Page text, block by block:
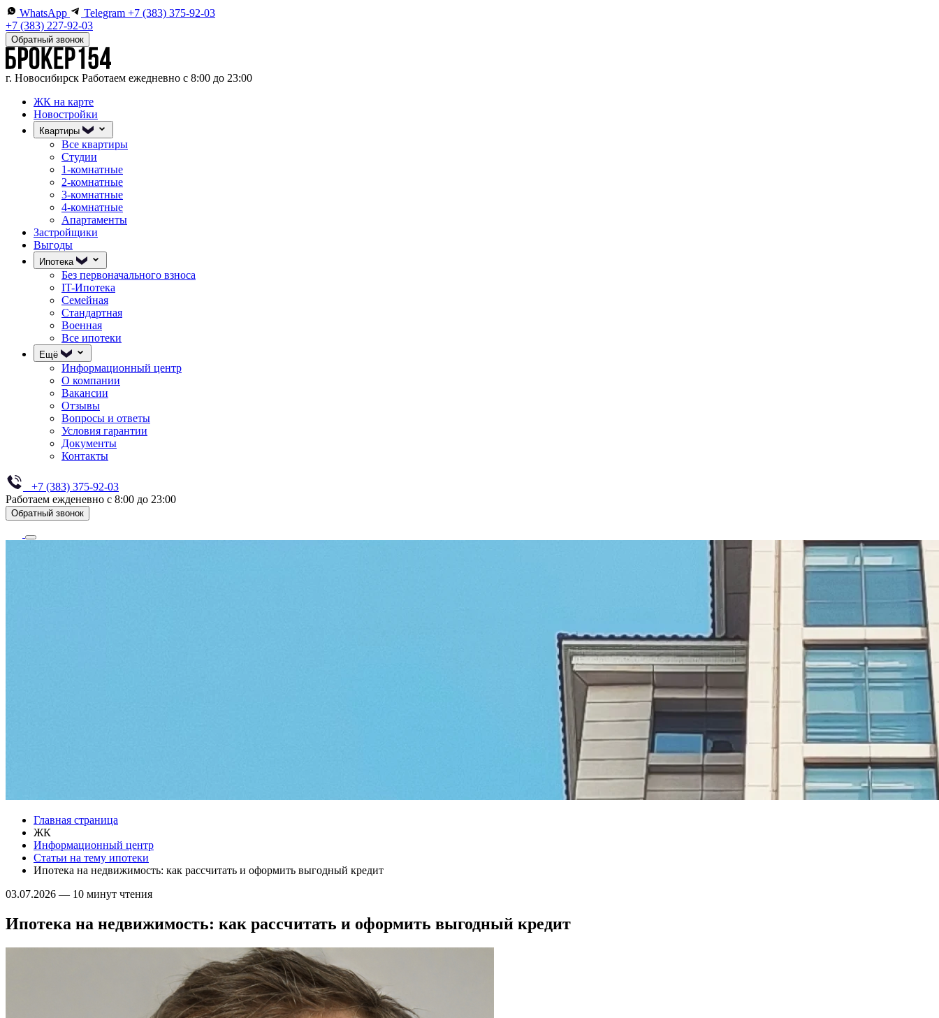
WhatsApp Telegram +7 (383) 375-92-03
+7 (383) 227-92-03
Обратный звонок
г. Новосибирск Работаем ежедневно с 8:00 до 23:00
ЖК на карте
Новостройки
Квартиры
Все квартиры
Студии
1-комнатные
2-комнатные
3-комнатные
4-комнатные
Апартаменты
Застройщики
Выгоды
Ипотека
Без первоначального взноса
IT-Ипотека
Семейная
Стандартная
Военная
Все ипотеки
Ещё
Информационный центр
О компании
Вакансии
Отзывы
Вопросы и ответы
Условия гарантии
Документы
Контакты
+7 (383) 375-92-03
Работаем ежденевно с 8:00 до 23:00
Обратный звонок
Главная страница
ЖК
Информационный центр
Статьи на тему ипотеки
Ипотека на недвижимость: как рассчитать и оформить выгодный кредит
03.07.2026 — 10 минут чтения
Ипотека на недвижимость: как рассчитать и оформить выгодный кредит